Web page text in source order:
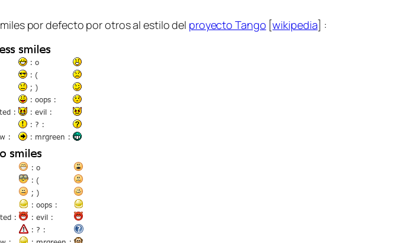
por defecto por otros al estilo del proyecto Tango [wikipedia ] :